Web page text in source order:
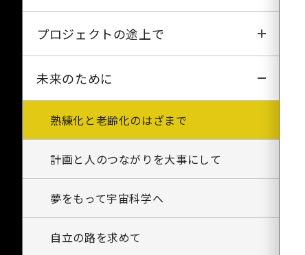
はくちょう
ひのとり
ようこう
はるか
わびとさび
アロンアルファ事件
ボウフラの浮かぶ水を飲んだ男
タバスコと木魚
物語「性能計算書」(1)
物語「性能計算書」(2)
プロジェクトの途上で
システム工学は焼き鳥の串
同じ釜のメシを食う
宇宙工学と宇宙理学のスクラム
プロジェクトの調整に大変
未来のために
熟練化と老齢化のはざまで
計画と人のつながりを大事にして
夢をもって宇宙科学へ
自立の路を求めて